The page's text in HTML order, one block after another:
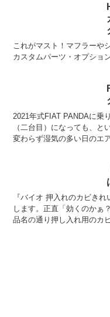
これがマスト！マフラーや
カスタムパーツ・オプショ
2021年式FIAT PANDAに乗
（二台目）になっても、
変わらず湿気の多い日のエ
『バイオ 押入れのカビき
します。正直「効くのかぁ
品名の通り押し入れ用のカ